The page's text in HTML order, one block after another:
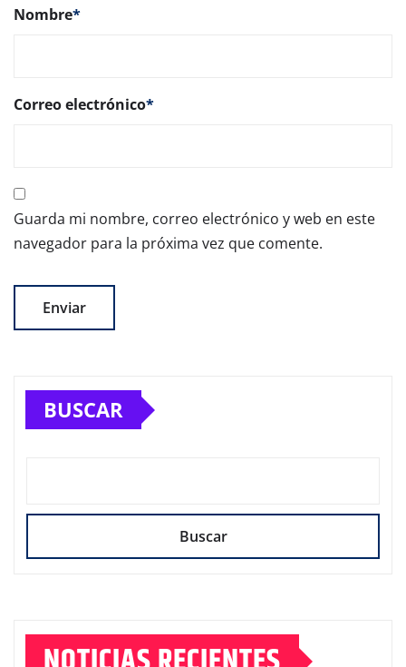
Nombre*
Correo electrónico*
Guarda mi nombre, correo electrónico y web en este
navegador para la próxima vez que comente.
BUSCAR
Buscar